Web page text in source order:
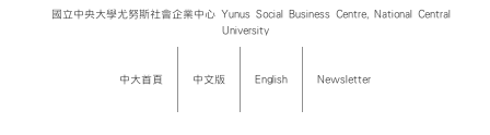
國立中央大學尤努斯社會企業中心 Yunus Social Business Centre, National Central
University
中大首頁 中文版 English Newsletter